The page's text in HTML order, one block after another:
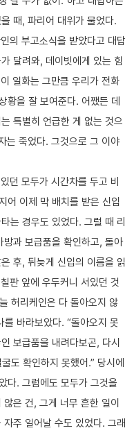
때, 파리어 대위가 물었다.
의 부고소식을 받았다고 대답
달려와, 데이빗에게 있는 힘
일화는 그만큼 우리가 전화
황을 잘 보여준다. 어쨌든 데
특별히 언급한 게 없는 것으
는 죽었다. 그것으로 그 이야
던 모두가 시간차를 두고 비
어 이제 막 배치를 받은 신입
는 경우도 있었다. 그럴 때 리
과 보급품을 확인하고, 돌아
후, 뒤늦게 신입의 이름을 읽
판 앞에 우두커니 서있던 것
허리케인은 다 돌아오지 않
바라보았다. “돌아오지 못
보급품을 내려다보곤, 다시
도 확인하지 못했어.” 당시에
다. 그럼에도 모두가 그것을
은 건, 그게 너무 흔한 일이
주 일어날 수도 있었다. 그래